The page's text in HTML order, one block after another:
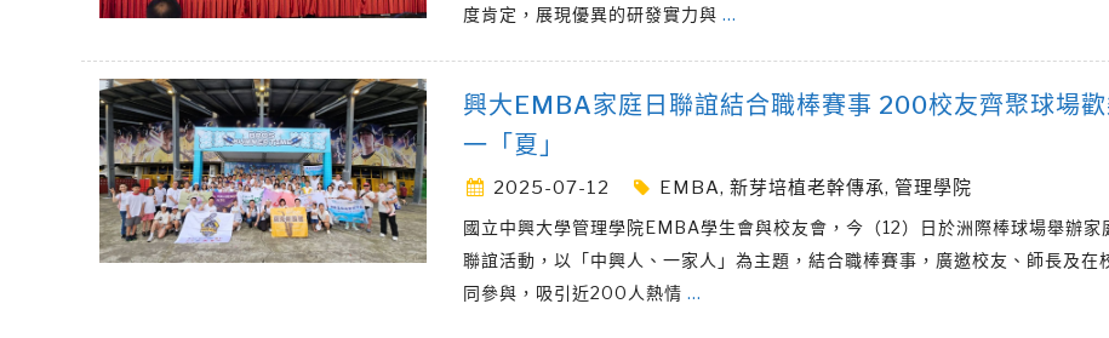
度肯定，展現優異的研發實力與 …
興大EMBA家庭日聯誼結合職棒賽事 200校友齊聚球場
一「夏」
2025-07-12 EMBA, 新芽培植老幹傳承, 管理學院
國立中興大學管理學院EMBA學生會與校友會，今（12）日於洲際棒球場舉辦家
聯誼活動，以「中興人、一家人」為主題，結合職棒賽事，廣邀校友、師長及在
同參與，吸引近200人熱情 …